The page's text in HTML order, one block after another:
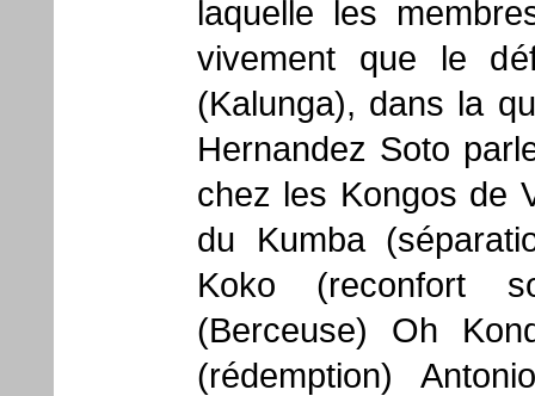
laquelle les
vivement que le
(Kalunga), dans la
Hernandez Soto
chez les Kongos de
du Kumba
Koko (reconfort
(Berceuse) Oh
(rédemption)